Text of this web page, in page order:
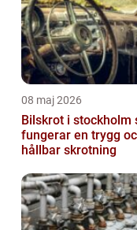
08 maj 2026
Bilskrot i stockholm så
fungerar en trygg
hållbar skrotning